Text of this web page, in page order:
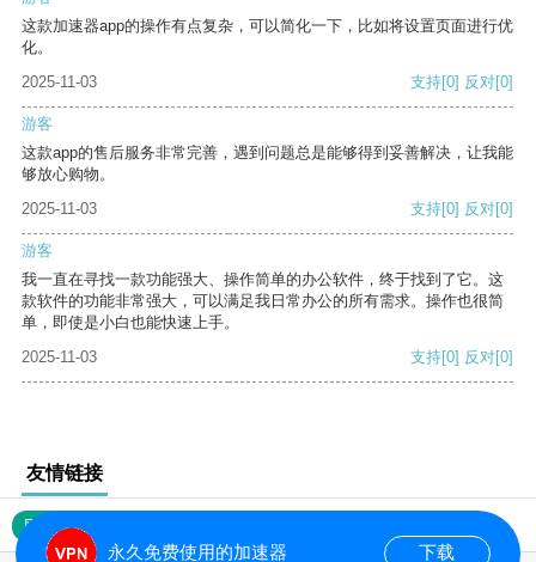
这款加速器app的操作有点复杂，可以简化一下，比如将设置页面进行优
化。
2025-11-03
支持[0] 反对[0]
游客
这款app的售后服务非常完善，遇到问题总是能够得到妥善解决，让我能
够放心购物。
2025-11-03
支持[0] 反对[0]
游客
我一直在寻找一款功能强大、操作简单的办公软件，终于找到了它。这
款软件的功能非常强大，可以满足我日常办公的所有需求。操作也很简
单，即使是小白也能快速上手。
2025-11-03
支持[0] 反对[0]
友情链接
网站地图
永久免费使用的加速器 下载